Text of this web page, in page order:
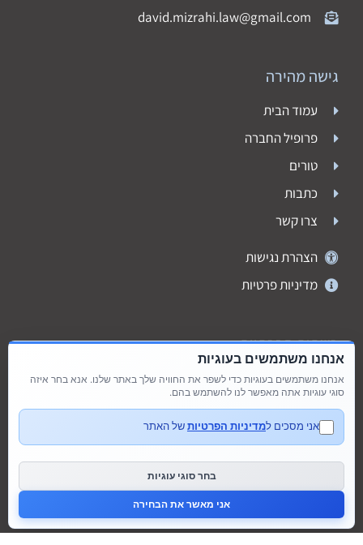
david.mizrahi.law@gmail.com
גישה מהירה
עמוד הבית
פרופיל החברה
טורים
כתבות
צרו קשר
הצהרת נגישות
מדיניות פרטיות
רשתות חברתיות
אנחנו משתמשים בעוגיות
אנחנו משתמשים בעוגיות כדי לשפר את החוויה שלך באתר שלנו. אנא בחר איזה
סוגי עוגיות אתה מאפשר לנו להשתמש בהם.
אני מסכים למדיניות הפרטיותשל האתר
בחר סוגי עוגיות
אני מאשר את הבחירה